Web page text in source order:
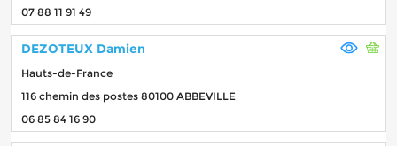
07 88 11 91 49
DEZOTEUX Damien
Hauts-de-France
116 chemin des postes 80100 ABBEVILLE
06 85 84 16 90